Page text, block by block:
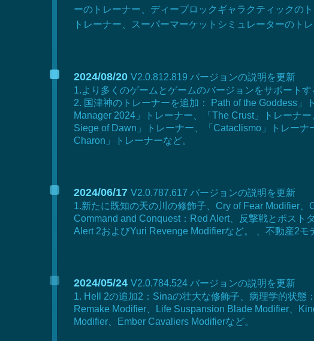
ーのトレーナー、ディープロックギャラクティックの
トレーナー、スーパーマーケットシミュレーターのト
2024/08/20 V2.0.812.819 バージョンの説明を更新
1.より多くのゲームとゲームのバージョンをサポート
2. 国津神のトレーナーを追加： Path of the Goddess
Manager 2024」トレーナー、「The Crust」トレーナ
Siege of Dawn」トレーナー、「Cataclismo」トレー
Charon」トレーナーなど。
2024/06/17 V2.0.787.617 バージョンの説明を更新
1.新たに既知の天の川の修飾子、Cry of Fear Modifier
Command and Conquest：Red Alert、反撃戦とポスト
Alert 2およびYuri Revenge Modifierなど。 、不動産2モ
2024/05/24 V2.0.784.524 バージョンの説明を更新
1. Hell 2の追加2：Sinaの壮大な修飾子、病理学的状態
Remake Modifier、Life Suspansion Blade Modifier、
Modifier、Ember Cavaliers Modifierなど。